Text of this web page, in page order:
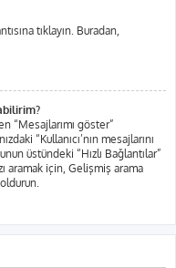
tıklayın. Buradan,
“Mesajlarımı göster”
“Kullanıcı’nın mesajlarını
üstündeki “Hızlı Bağlantılar”
aramak için, Gelişmiş arama